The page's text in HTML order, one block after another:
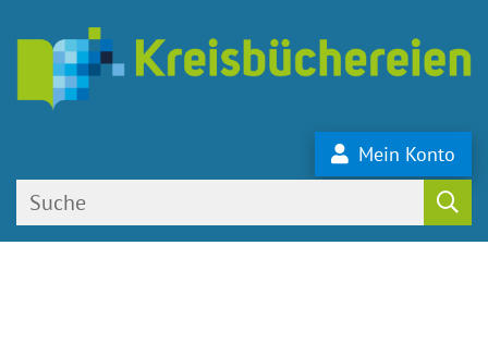
Mein Konto